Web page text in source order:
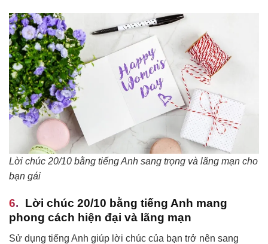
Lời chúc 20/10 bằng tiếng Anh sang trọng và lãng mạn cho
bạn gái
Lời chúc 20/10 bằng tiếng Anh mang
phong cách hiện đại và lãng mạn
Sử dụng tiếng Anh giúp lời chúc của bạn trở nên sang